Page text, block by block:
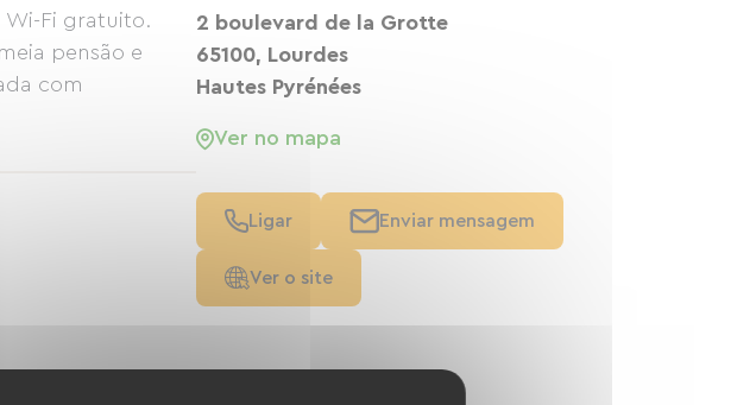
Wi-Fi gratuito.
pensão e
com
2 boulevard de la Grotte
65100, Lourdes
Hautes Pyrénées
Ver no mapa
Ligar Enviar mensagem
Ver o site